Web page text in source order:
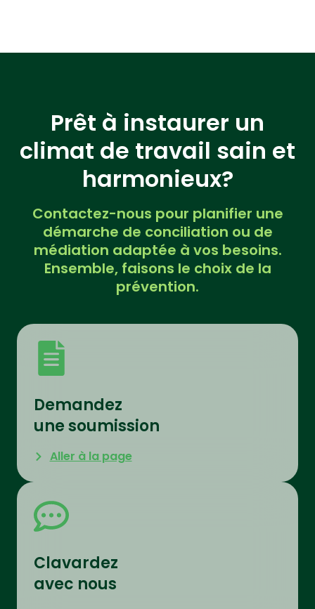
Prêt à instaurer un
climat de travail sain et
harmonieux?
Contactez-nous pour planifier une
démarche de conciliation ou de
médiation adaptée à vos besoins.
Ensemble, faisons le choix de la
prévention.
Demandez
une soumission
Aller à la page
Clavardez
avec nous